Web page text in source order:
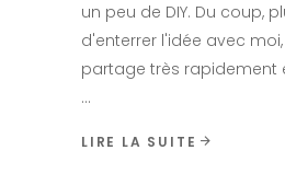
un peu de DIY. Du coup,
d'enterrer l'idée avec
partage très rapidement
LIRE LA SUITE